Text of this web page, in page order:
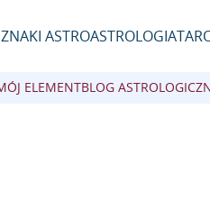
ZNAKI ASTROASTROLOGIA
ELEMENTBLOG